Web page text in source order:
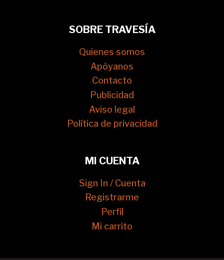
SOBRE TRAVESÍA
Quienes somos
Apóyanos
Contacto
Publicidad
Aviso legal
Política de privacidad
MI CUENTA
Sign In / Cuenta
Registrarme
Perfil
Mi carrito